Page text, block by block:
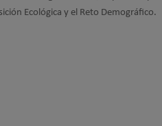
Ecológica y el Reto Demográfico.